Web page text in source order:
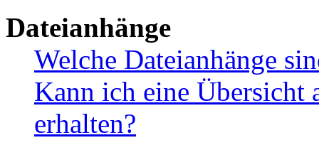
Dateianhänge
Welche Dateianhänge
Kann ich eine Übersicht
erhalten?